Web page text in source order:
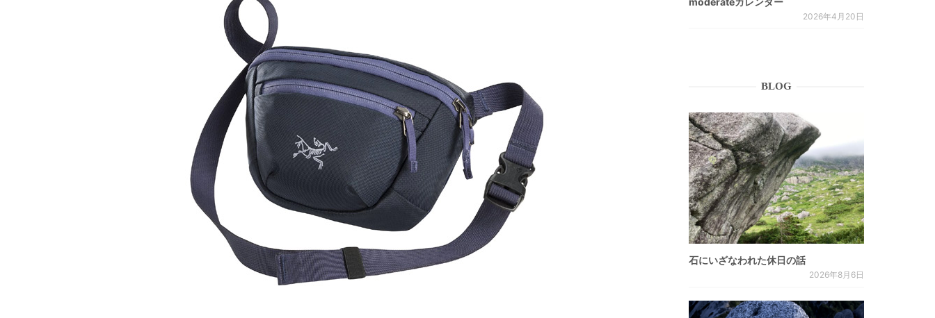
2026年4月20日
BLOG
石にいざなわれた休日の話
2026年8月6日